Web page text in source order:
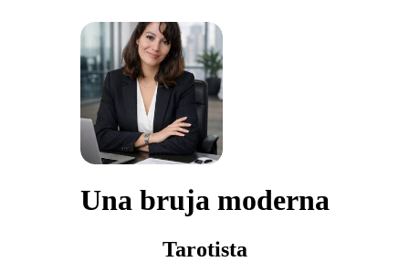
Una bruja moderna
Tarotista